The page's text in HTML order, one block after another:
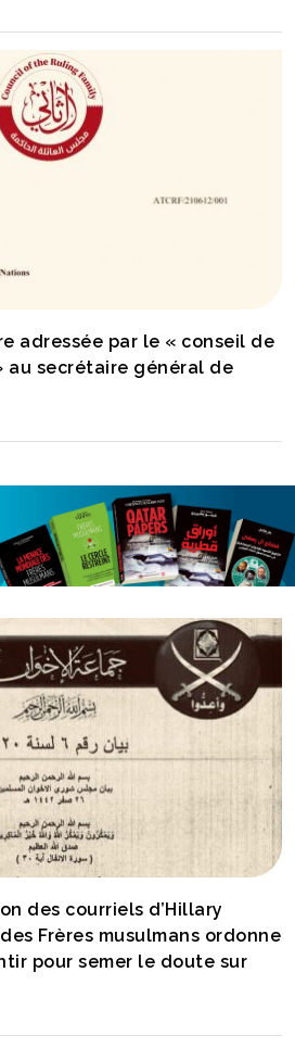
adressée par le « conseil de
au secrétaire général de
des courriels d’Hillary
Frères musulmans ordonne
pour semer le doute sur